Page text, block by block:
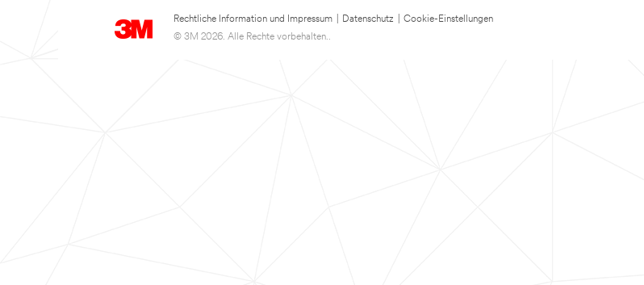
Rechtliche Information und Impressum Datenschutz
Cookie-Einstellungen
© 3M 2026. Alle Rechte vorbehalten..